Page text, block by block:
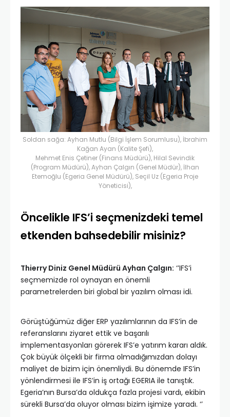
Soldan sağa: Ayhan Mutlu (Bilgi İşlem Sorumlusu), İbrahim
Kağan Ayan (Kalite Şefi),
Mehmet Enis Çetiner (Finans Müdürü), Hilal Sevindik
(Program Müdürü), Ayhan Çalgın (Genel Müdür), İlhan
Etemoğlu (Egeria Genel Müdürü), Seçil Uz (Egeria Proje
Yöneticisi),
Öncelikle IFS’i seçmenizdeki temel
etkenden bahsedebilir misiniz?
Thierry Diniz Genel Müdürü Ayhan Çalgın: ‘’IFS’i
seçmemizde rol oynayan en önemli
parametrelerden biri global bir yazılım olması idi.
Görüştüğümüz diğer ERP yazılımlarının da IFS’in de
referanslarını ziyaret ettik ve başarılı
implementasyonları görerek IFS’e yatırım kararı aldık.
Çok büyük ölçekli bir firma olmadığımızdan dolayı
maliyet de bizim için önemliydi. Bu dönemde IFS’in
yönlendirmesi ile IFS’in iş ortağı EGERIA ile tanıştık.
Egeria’nın Bursa’da oldukça fazla projesi vardı, ekibin
sürekli Bursa’da oluyor olması bizim işimize yaradı. ‘’